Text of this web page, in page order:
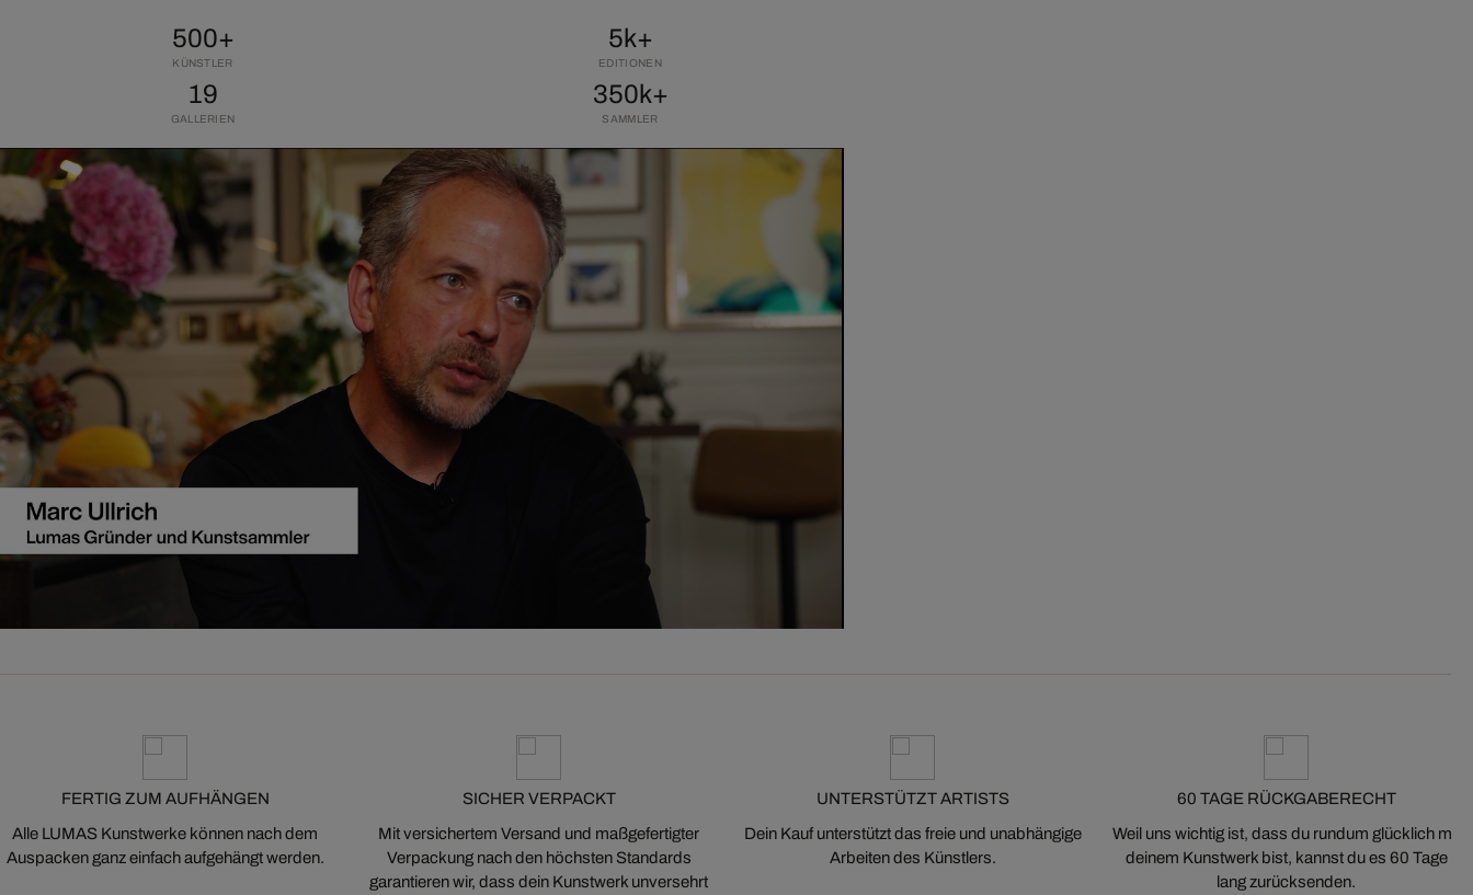
500+
KÜNSTLER
5k+
EDITIONEN
19
GALLERIEN
350k+
SAMMLER
FERTIG ZUM AUFHÄNGEN
Alle LUMAS Kunstwerke können nach dem
Auspacken ganz einfach aufgehängt werden.
SICHER VERPACKT
Mit versichertem Versand und maßgefertigter
Verpackung nach den höchsten Standards
garantieren wir, dass dein Kunstwerk unversehrt
UNTERSTÜTZT ARTISTS
Dein Kauf unterstützt das freie und unabhängige
Arbeiten des Künstlers.
60 TAGE RÜCKGABERECHT
Weil uns wichtig ist, dass du rundum glücklich mit
deinem Kunstwerk bist, kannst du es 60 Tage
lang zurücksenden.